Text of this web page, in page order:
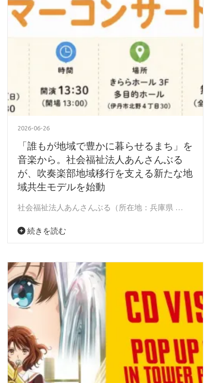
2026-06-26
「誰もが地域で豊かに暮らせるまち」を
音楽から。社会福祉法人あんさんぶる
が、吹奏楽部地域移行を支える新たな地
域共生モデルを始動
社会福祉法人あんさんぶる（所在地：兵庫県 …
続きを読む